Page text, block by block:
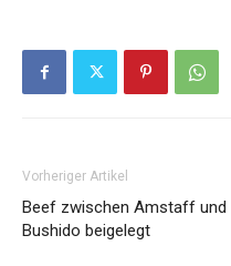
Vorheriger Artikel
Beef zwischen Amstaff und
Bushido beigelegt